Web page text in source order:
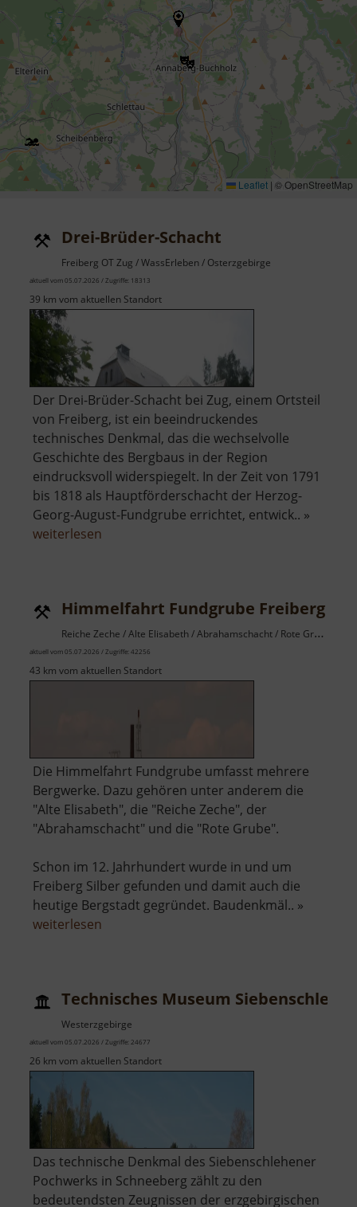
Leaflet | © OpenStreetMap
Drei-Brüder-Schacht
Freiberg OT Zug / WassErleben / Osterzgebirge
aktuell vom 05.07.2026 / Zugriffe: 18313
39 km vom aktuellen Standort
Der Drei-Brüder-Schacht bei Zug, einem Ortsteil
von Freiberg, ist ein beeindruckendes
technisches Denkmal, das die wechselvolle
Geschichte des Bergbaus in der Region
eindrucksvoll widerspiegelt. In der Zeit von 1791
bis 1818 als Hauptförderschacht der Herzog-
Georg-August-Fundgrube errichtet, entwick.. »
weiterlesen
Himmelfahrt Fundgrube Freiberg
Reiche Zeche / Alte Elisabeth / Abrahamschacht / Rote Grube / Osterzgebirge
aktuell vom 05.07.2026 / Zugriffe: 42256
43 km vom aktuellen Standort
Die Himmelfahrt Fundgrube umfasst mehrere
Bergwerke. Dazu gehören unter anderem die
"Alte Elisabeth", die "Reiche Zeche", der
"Abrahamschacht" und die "Rote Grube".
Schon im 12. Jahrhundert wurde in und um
Freiberg Silber gefunden und damit auch die
heutige Bergstadt gegründet. Baudenkmäl.. »
weiterlesen
Technisches Museum
Westerzgebirge
aktuell vom 05.07.2026 / Zugriffe: 24677
26 km vom aktuellen Standort
Das technische Denkmal des Siebenschlehener
Pochwerks in Schneeberg zählt zu den
bedeutendsten Zeugnissen der erzgebirgischen